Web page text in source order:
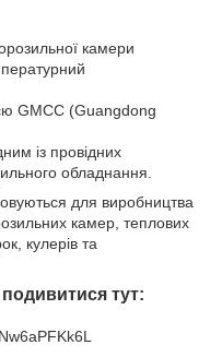
камери
GMCC (Guangdong
із провідних
обладнання.
для виробництва
камер, теплових
кулерів та
тут: